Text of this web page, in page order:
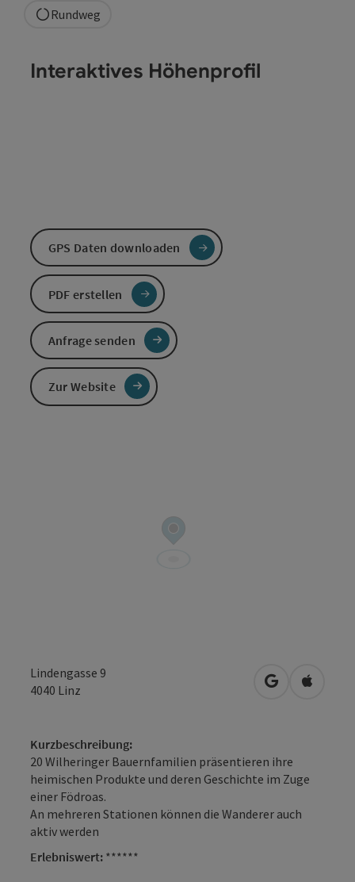
Rundweg
Lindengasse 9
4040 Linz in Google
in
Kurzbeschreibung:
20 Wilheringer Bauernfamilien präsentieren ihre
heimischen Produkte und deren Geschichte im Zuge
einer Födroas.
An mehreren Stationen können die Wanderer auch
aktiv werden
Erlebniswert: ******
Interaktives Höhenprofil
GPS Daten downloaden
PDF erstellen
Anfrage senden
Zur Website